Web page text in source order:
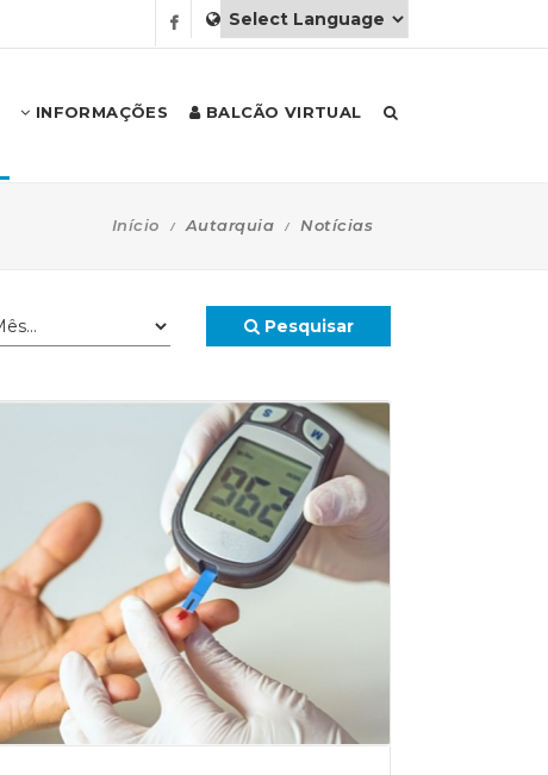
INFORMAÇÕES BALCÃO VIRTUAL
Início Autarquia Notícias
Pesquisar